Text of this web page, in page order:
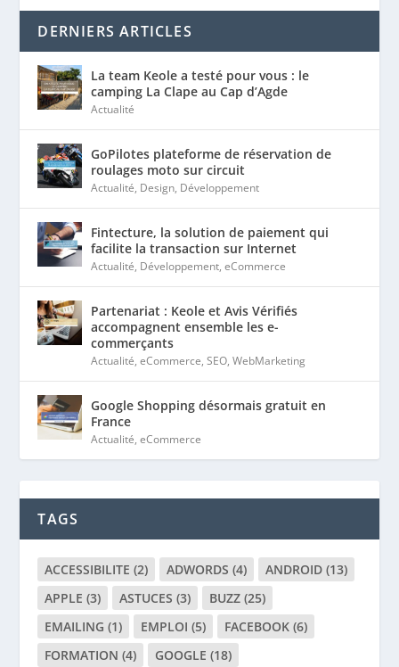
DERNIERS ARTICLES
La team Keole a testé pour vous : le
camping La Clape au Cap d’Agde
Actualité
GoPilotes plateforme de réservation de
roulages moto sur circuit
Actualité, Design, Développement
Fintecture, la solution de paiement qui
facilite la transaction sur Internet
Actualité, Développement,eCommerce
Partenariat : Keole et Avis Vérifiés
accompagnent ensemble les e-
commerçants
Actualité,eCommerce,SEO,WebMarketing
Google Shopping désormais gratuit en
France
Actualité,eCommerce
TAGS
ACCESSIBILITE (2) ADWORDS (4) ANDROID (13)
APPLE (3) ASTUCES (3) BUZZ (25)
EMAILING (1) EMPLOI (5) FACEBOOK (6)
FORMATION (4) GOOGLE (18)